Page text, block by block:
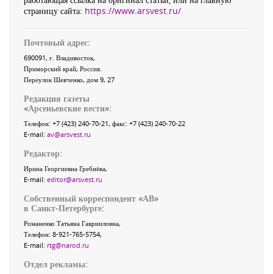
страницу сайта: https://www.arsvest.ru/
Почтовый адрес:
690091, г. Владивосток,
Приморский край, Россия.
Переулок Шевченко, дом 9, 27
Редакция газеты
«Арсеньевские вести»:
Телефон: +7 (423) 240-70-21, факс: +7 (423) 240-70-22
E-mail: av@arsvest.ru
Редактор:
Ирина Георгиевна Гребнёва,
E-mail: editor@arsvest.ru
Собственный корреспондент «АВ»
в Санкт-Петербурге:
Романенко Татьяна Гаврииловна,
Телефон: 8-921-765-5754,
E-mail: rtg@narod.ru
Отдел рекламы: